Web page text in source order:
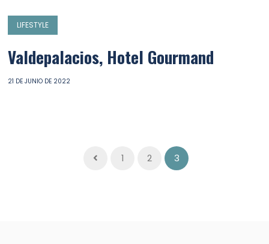
LIFESTYLE
Valdepalacios, Hotel Gourmand
21 DE JUNIO DE 2022
1 2 3